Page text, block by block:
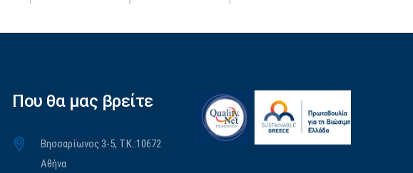
Που θα μας βρείτε
Βησσαρίωνος 3-5, Τ.Κ.:10672
Αθήνα